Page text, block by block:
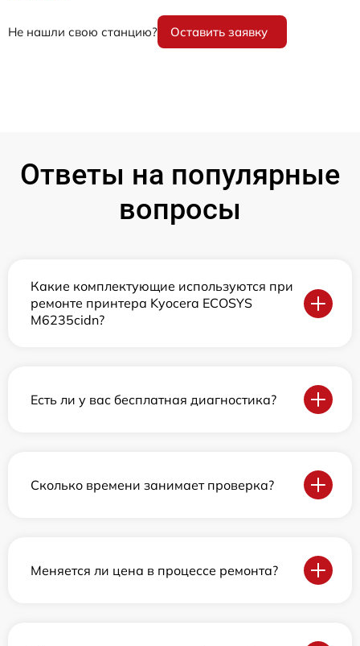
Не нашли свою станцию? Оставить заявку
Ответы на популярные
вопросы
Какие комплектующие используются при
ремонте принтера Kyocera ECOSYS
M6235cidn?
Есть ли у вас бесплатная диагностика?
Сколько времени занимает проверка?
Меняется ли цена в процессе ремонта?